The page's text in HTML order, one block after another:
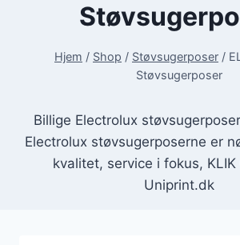
Hjem / Shop / Støvsugerposer /
Støvsugerposer
Billige Electrolux
Electrolux støvsugerposerne er
kvalitet, service i fokus, KLIK
Uniprint.dk